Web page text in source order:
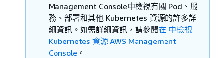
Management Console中檢視有關 Pod、服
務、部署和其他 Kubernetes 資源的許多詳
細資訊。如需詳細資訊，請參閱在 中檢視
Kubernetes 資源 AWS Management
Console 。